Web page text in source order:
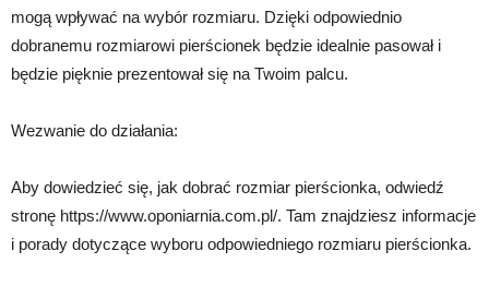
mogą wpływać na wybór rozmiaru. Dzięki odpowiednio
dobranemu rozmiarowi pierścionek będzie idealnie pasował i
będzie pięknie prezentował się na Twoim palcu.
Wezwanie do działania:
Aby dowiedzieć się, jak dobrać rozmiar pierścionka, odwiedź
stronę https://www.oponiarnia.com.pl/. Tam znajdziesz informacje
i porady dotyczące wyboru odpowiedniego rozmiaru pierścionka.